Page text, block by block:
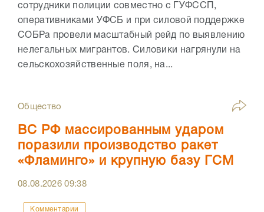
сотрудники полиции совместно с ГУФССП,
оперативниками УФСБ и при силовой поддержке
СОБРа провели масштабный рейд по выявлению
нелегальных мигрантов. Силовики нагрянули на
сельскохозяйственные поля, на...
Общество
ВС РФ массированным ударом
поразили производство ракет
«Фламинго» и крупную базу ГСМ
08.08.202609:38
Комментарии